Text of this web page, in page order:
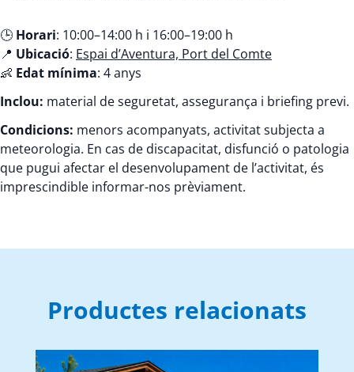
🕒 Horari: 10:00–14:00 h i 16:00–19:00 h
📍 Ubicació: Espai d’Aventura, Port del Comte
👶 Edat mínima: 4 anys
Inclou: material de seguretat, assegurança i briefing previ.
Condicions: menors acompanyats, activitat subjecta a
meteorologia. En cas de discapacitat, disfunció o patologia
que pugui afectar el desenvolupament de l’activitat, és
imprescindible informar-nos prèviament.
Productes relacionats